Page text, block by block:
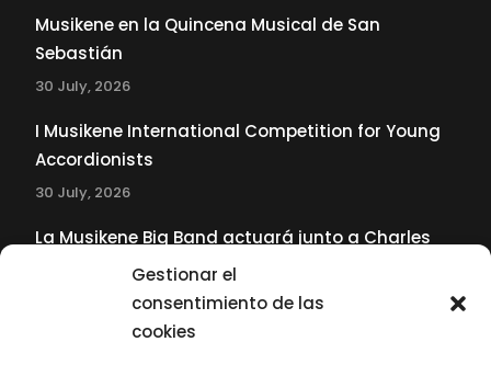
Gestionar el
consentimiento de las
cookies
Musikene en la Quincena Musical de San
Sebastián
30 July, 2026
I Musikene International Competition for Young
Accordionists
30 July, 2026
La Musikene Big Band actuará junto a Charles
Tolliver en el 61 Jazzaldia